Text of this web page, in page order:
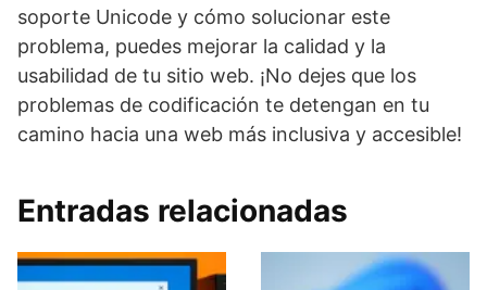
soporte Unicode y cómo solucionar este
problema, puedes mejorar la calidad y la
usabilidad de tu sitio web. ¡No dejes que los
problemas de codificación te detengan en tu
camino hacia una web más inclusiva y accesible!
Entradas relacionadas